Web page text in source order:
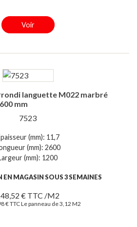
Voir
languette M022 marbré
mm
7523
(mm): 11,7
(mm): 2600
(mm): 1200
EN MAGASIN SOUS 3 SEMAINES
€ TTC /M2
€ TTC Le panneau de 3,12 M2